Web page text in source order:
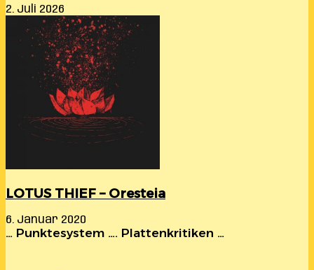
2. Juli 2026
LOTUS THIEF – Oresteia
6. Januar 2020
… Punktesystem …. Plattenkritiken …